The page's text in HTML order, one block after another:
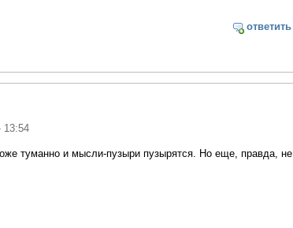
ответить
13:54
туманно и мысли-пузыри пузырятся. Но еще, правда, не